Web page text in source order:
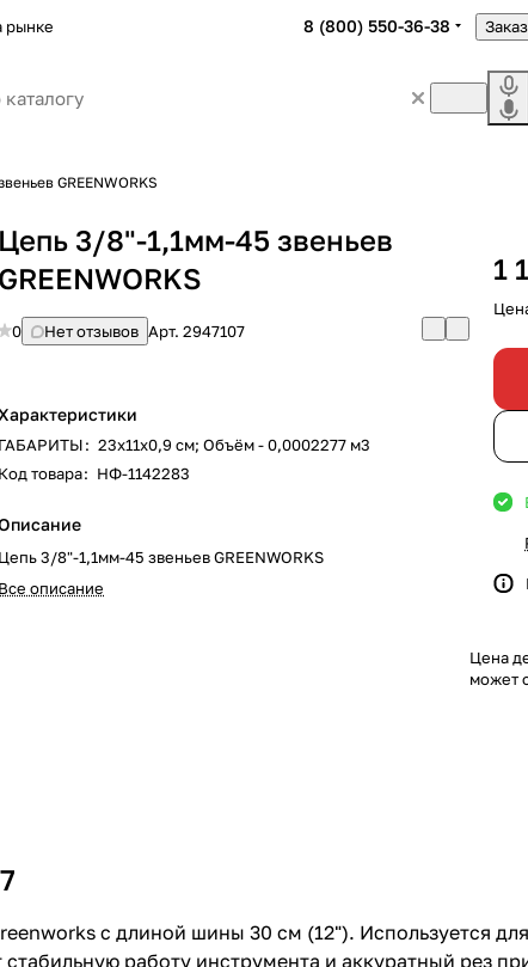
рынке 8 (800) 550-36-38
GREENWORKS
Цепь 3/8"-1,1мм-45 звеньев
GREENWORKS
0 Нет отзывов Арт.2947107
ГАБАРИТЫ: 23х11х0,9 см; Объём - 0,0002277 м3
Код товара: НФ-1142283
Цепь 3/8"-1,1мм-45 звеньев GREENWORKS
Все описание
1
Цена
может
с длиной шины 30 см (12"). Используется
работу инструмента и аккуратный рез